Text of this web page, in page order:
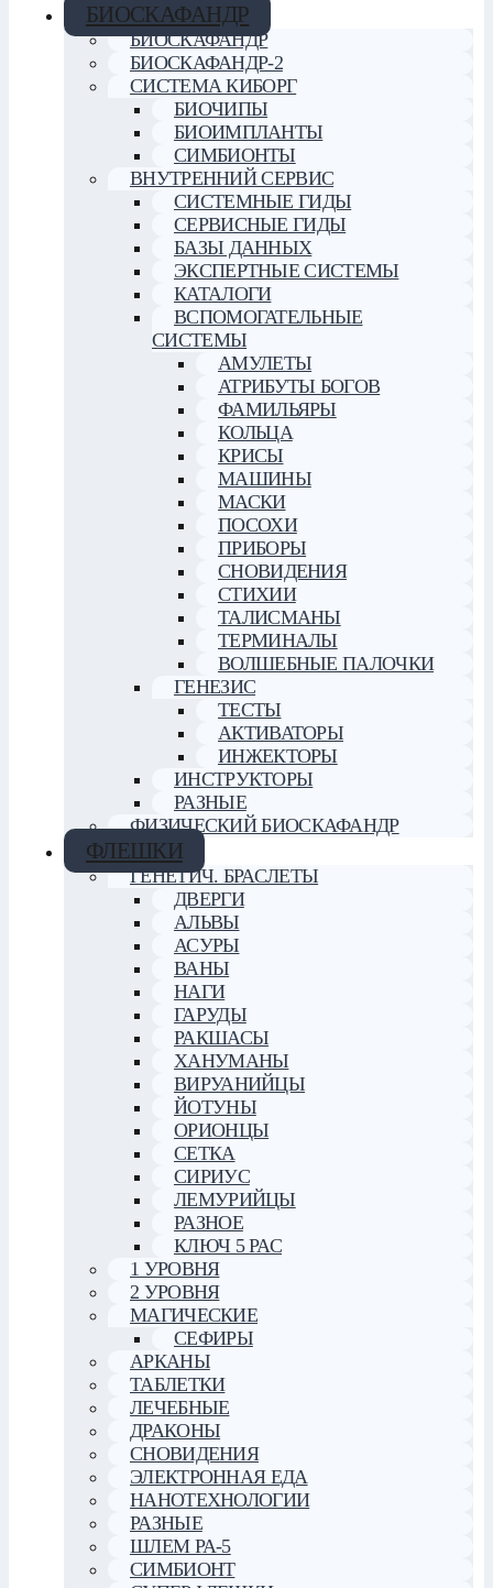
БИОСКАФАНДР
БИОСКАФАНДР
БИОСКАФАНДР-2
СИСТЕМА КИБОРГ
БИОЧИПЫ
БИОИМПЛАНТЫ
СИМБИОНТЫ
ВНУТРЕННИЙ СЕРВИС
СИСТЕМНЫЕ ГИДЫ
СЕРВИСНЫЕ ГИДЫ
БАЗЫ ДАННЫХ
ЭКСПЕРТНЫЕ СИСТЕМЫ
КАТАЛОГИ
ВСПОМОГАТЕЛЬНЫЕ
СИСТЕМЫ
АМУЛЕТЫ
АТРИБУТЫ БОГОВ
ФАМИЛЬЯРЫ
КОЛЬЦА
КРИСЫ
МАШИНЫ
МАСКИ
ПОСОХИ
ПРИБОРЫ
СНОВИДЕНИЯ
СТИХИИ
ТАЛИСМАНЫ
ТЕРМИНАЛЫ
ВОЛШЕБНЫЕ ПАЛОЧКИ
ГЕНЕЗИС
ТЕСТЫ
АКТИВАТОРЫ
ИНЖЕКТОРЫ
ИНСТРУКТОРЫ
РАЗНЫЕ
ФИЗИЧЕСКИЙ БИОСКАФАНДР
ФЛЕШКИ
ГЕНЕТИЧ. БРАСЛЕТЫ
ДВЕРГИ
АЛЬВЫ
АСУРЫ
ВАНЫ
НАГИ
ГАРУДЫ
РАКШАСЫ
ХАНУМАНЫ
ВИРУАНИЙЦЫ
ЙОТУНЫ
ОРИОНЦЫ
СЕТКА
СИРИУС
ЛЕМУРИЙЦЫ
РАЗНОЕ
КЛЮЧ 5 РАС
1 УРОВНЯ
2 УРОВНЯ
МАГИЧЕСКИЕ
СЕФИРЫ
АРКАНЫ
ТАБЛЕТКИ
ЛЕЧЕБНЫЕ
ДРАКОНЫ
СНОВИДЕНИЯ
ЭЛЕКТРОННАЯ ЕДА
НАНОТЕХНОЛОГИИ
РАЗНЫЕ
ШЛЕМ РА-5
СИМБИОНТ